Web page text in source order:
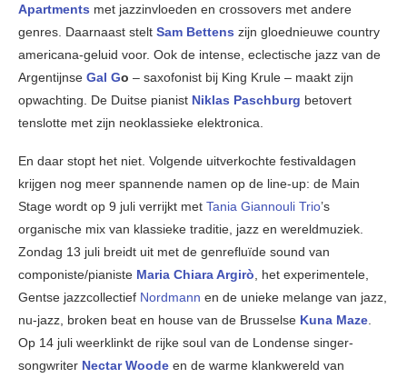
Apartments met jazzinvloeden en crossovers met andere
genres. Daarnaast stelt Sam Bettens zijn gloednieuwe country
americana-geluid voor. Ook de intense, eclectische jazz van de
Argentijnse Gal Go – saxofonist bij King Krule – maakt zijn
opwachting. De Duitse pianist Niklas Paschburg betovert
tenslotte met zijn neoklassieke elektronica.
En daar stopt het niet. Volgende uitverkochte festivaldagen
krijgen nog meer spannende namen op de line-up: de Main
Stage wordt op 9 juli verrijkt met Tania Giannouli Trio’s
organische mix van klassieke traditie, jazz en wereldmuziek.
Zondag 13 juli breidt uit met de genrefluïde sound van
componiste/pianiste Maria Chiara Argirò , het experimentele,
Gentse jazzcollectief Nordmann en de unieke melange van jazz,
nu-jazz, broken beat en house van de Brusselse Kuna Maze
Op 14 juli weerklinkt de rijke soul van de Londense singer-
songwriter Nectar Woode en de warme klankwereld van